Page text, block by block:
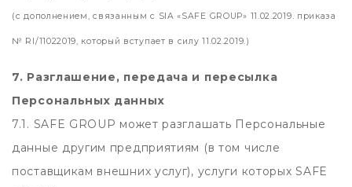
(с дополнением, связанным с SIA «SAFE GROUP» 11.02.2019. приказа
№ RI/11022019, который вступает в силу 11.02.2019.)
7. Разглашение, передача и пересылка
Персональных данных
7.1. SAFE GROUP может разглашать Персональные
данные другим предприятиям (в том числе
поставщикам внешних услуг), услуги которых SAFE